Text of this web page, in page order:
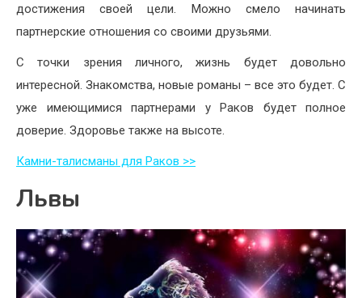
достижения своей цели. Можно смело начинать
партнерские отношения со своими друзьями.
С точки зрения личного, жизнь будет довольно
интересной. Знакомства, новые романы – все это будет. С
уже имеющимися партнерами у Раков будет полное
доверие. Здоровье также на высоте.
Камни-талисманы для Раков >>
Львы